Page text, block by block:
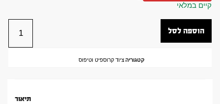
קיים במלאי
הוספה לסל
קטגוריה ציוד קרוספיט וטיפוס
תיאור